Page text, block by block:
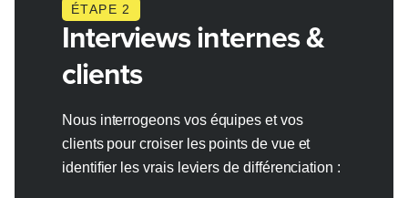
ÉTAPE 2
Interviews internes &
clients
Nous interrogeons vos équipes et vos
clients pour croiser les points de vue et
identifier les vrais leviers de différenciation :